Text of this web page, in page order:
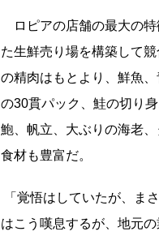
ロピアの店舗の最大の特
た生鮮売り場を構築して
の精肉はもとより、鮮魚
の30貫パック、鮭の切り
鮑、帆立、大ぶりの海老
食材も豊富だ。
「覚悟はしていたが、ま
はこう嘆息するが、地元